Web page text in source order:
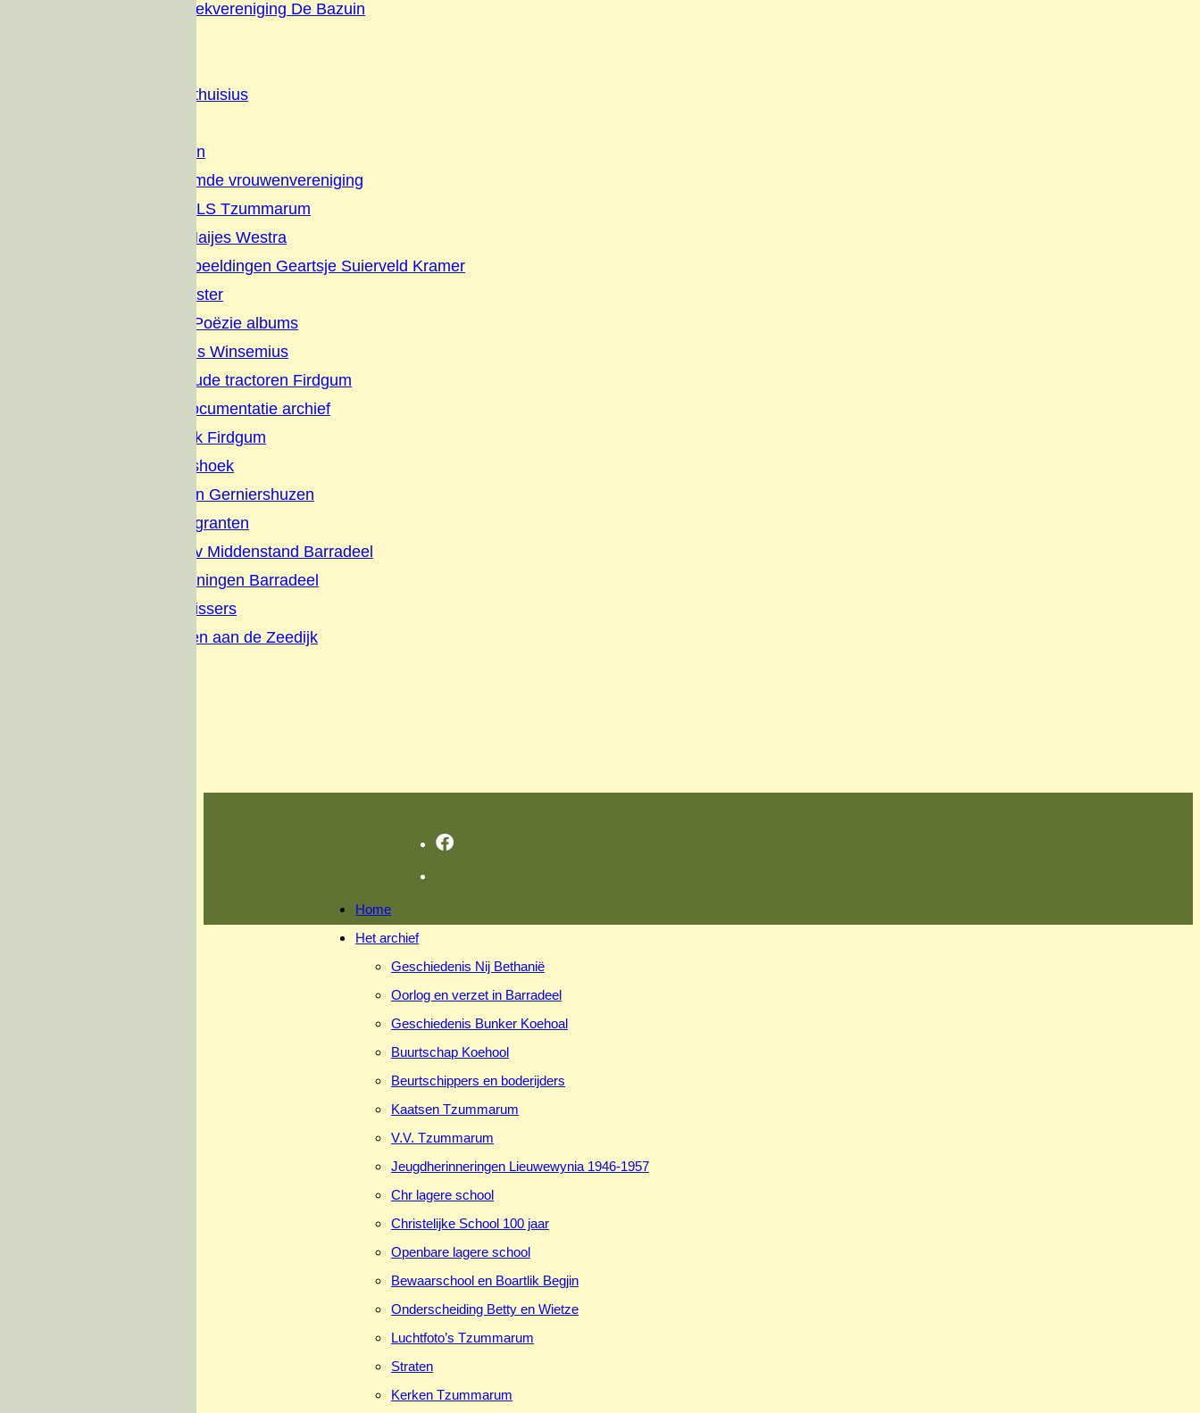
Christelijke Muziekvereniging De Bazuin
Geschiedenis Althuisius
Nut en Genoegen
Vrijzinnig hervormde vrouwenvereniging
Jaarverslagen OLS Tzummarum
Gedichten Jan Haijes Westra
Gedichten en Afbeeldingen Geartsje Suierveld Kramer
Overlijdens Register
Sikke vertelt en Poëzie albums
Dagboek Albertus Winsemius
Elfstedentocht oude tractoren Firdgum
Firdgum Foto Documentatie archief
Terpenonderzoek Firdgum
Buurtschap Dijkshoek
Boerepleatsen en Gerniershuzen
Evacues en Emigranten
Briefhoofden-Adv Middenstand Barradeel
Schilderijen tekeningen Barradeel
Interviews met vissers
Wonen en werken aan de Zeedijk
Home
Het archief
Geschiedenis Nij Bethanië
Oorlog en verzet in Barradeel
Geschiedenis Bunker Koehoal
Buurtschap Koehool
Beurtschippers en boderijders
Kaatsen Tzummarum
V.V. Tzummarum
Jeugdherinneringen Lieuwewynia 1946-1957
Chr lagere school
Christelijke School 100 jaar
Openbare lagere school
Bewaarschool en Boartlik Begjin
Onderscheiding Betty en Wietze
Luchtfoto’s Tzummarum
Straten
Kerken Tzummarum